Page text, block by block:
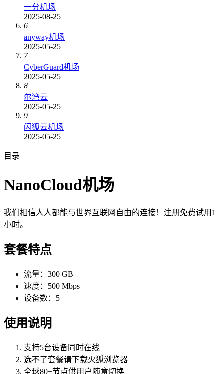
一分机场
2025-08-25
6
anyway机场
2025-05-25
7
CyberGuard机场
2025-05-25
8
尔湾云
2025-05-25
9
闪狐云机场
2025-05-25
目录
NanoCloud机场
我们相信人人都能与世界互联网自由的连接！注册免费试用1
小时。
套餐特点
流量：300 GB
速度：500 Mbps
设备数：5
使用说明
支持5台设备同时在线
选不了套餐请下载火狐浏览器
全球80+节点供用户随意切换